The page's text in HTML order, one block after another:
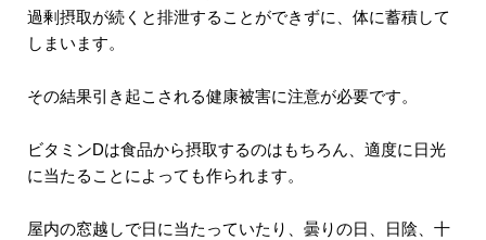
過剰摂取が続くと排泄することができずに、体に蓄積して
しまいます。
その結果引き起こされる健康被害に注意が必要です。
ビタミンDは食品から摂取するのはもちろん、適度に日光
に当たることによっても作られます。
屋内の窓越しで日に当たっていたり、曇りの日、日陰、十